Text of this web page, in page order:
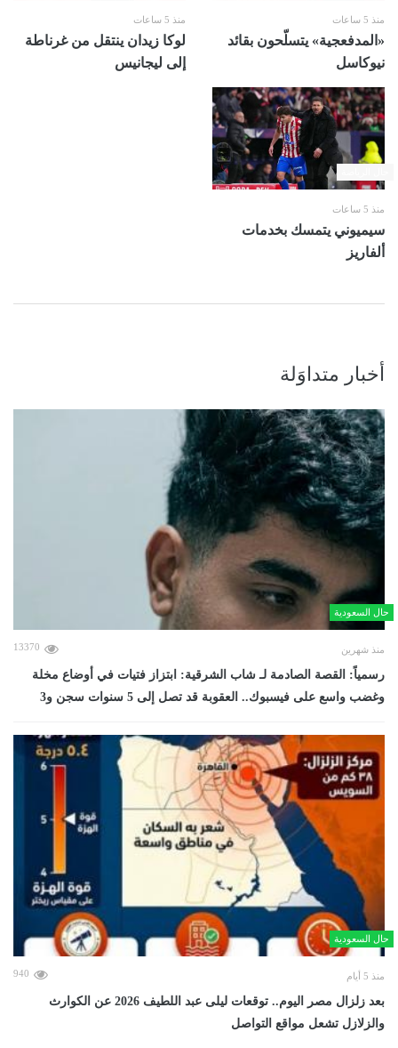
منذ 5 ساعات
«المدفعجية» يتسلّحون بقائد
نيوكاسل
منذ 5 ساعات
لوكا زيدان ينتقل من غرناطة
إلى ليجانيس
منذ 5 ساعات
سيميوني يتمسك بخدمات
ألفاريز
أخبار متداوَلة
حال السعودية
منذ شهرين 13370
رسمياً: القصة الصادمة لـ شاب الشرقية: ابتزاز فتيات في أوضاع مخلة
وغضب واسع على فيسبوك.. العقوبة قد تصل إلى 5 سنوات سجن و3
حال السعودية
منذ 5 أيام 940
بعد زلزال مصر اليوم.. توقعات ليلى عبد اللطيف 2026 عن الكوارث
والزلازل تشعل مواقع التواصل